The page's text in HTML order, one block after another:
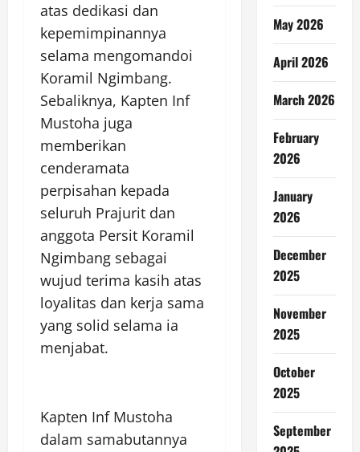
atas dedikasi dan
kepemimpinannya
selama mengomandoi
Koramil Ngimbang.
Sebaliknya, Kapten Inf
Mustoha juga
memberikan
cenderamata
perpisahan kepada
seluruh Prajurit dan
anggota Persit Koramil
Ngimbang sebagai
wujud terima kasih atas
loyalitas dan kerja sama
yang solid selama ia
menjabat.
Kapten Inf Mustoha
dalam samabutannya
May 2026
April 2026
March 2026
February
2026
January
2026
December
2025
November
2025
October
2025
September